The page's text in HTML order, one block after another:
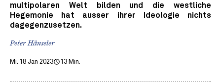
multipolaren Welt bilden und die westliche
Hegemonie hat ausser ihrer Ideologie nichts
dagegenzusetzen.
Peter Hänseler
Mi. 18 Jan 2023 13 Min.